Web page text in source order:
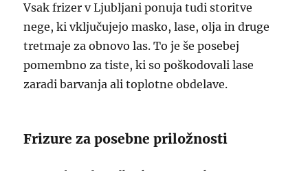
Vsak frizer v Ljubljani ponuja tudi storitve
nege, ki vključujejo masko, lase, olja in druge
tretmaje za obnovo las. To je še posebej
pomembno za tiste, ki so poškodovali lase
zaradi barvanja ali toplotne obdelave.
Frizure za posebne priložnosti